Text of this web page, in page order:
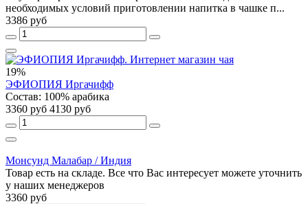
необходимых условий приготовлении напитка в чашке п...
3386 руб
19%
ЭФИОПИЯ Иргачифф
Состав: 100% арабика
3360 руб 4130 руб
Монсунд Малабар / Индия
Товар есть на складе. Все что Вас интересует можете уточнить
у наших менеджеров
3360 руб